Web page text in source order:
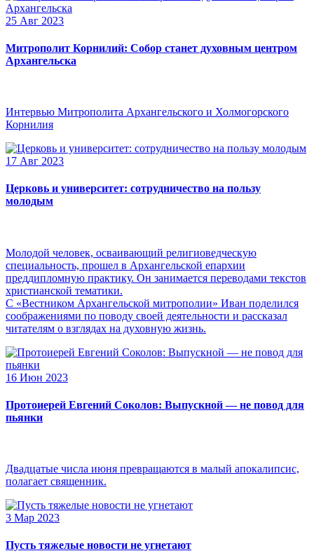
25 Авг 2023
Митрополит Корнилий: Собор станет духовным центром
Архангельска
Интервью Митрополита Архангельского и Холмогорского
Корнилия
17 Авг 2023
Церковь и университет: сотрудничество на пользу
молодым
Молодой человек, осваивающий религиоведческую
специальность, прошел в Архангельской епархии
преддипломную практику. Он занимается переводами текстов
христианской тематики.
С «Вестником Архангельской митрополии» Иван поделился
соображениями по поводу своей деятельности и рассказал
читателям о взглядах на духовную жизнь.
16 Июн 2023
Протоиерей Евгений Соколов: Выпускной — не повод для
пьянки
Двадцатые числа июня превращаются в малый апокалипсис,
полагает священник.
3 Мар 2023
Пусть тяжелые новости не угнетают